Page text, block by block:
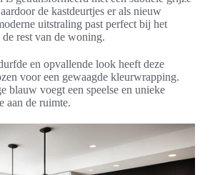
de kastdeurtjes er als nieuw
uitstraling past perfect bij het
rest van de woning.
en opvallende look heeft deze
voor een gewaagde kleurwrapping.
blauw voegt een speelse en unieke
aan de ruimte.